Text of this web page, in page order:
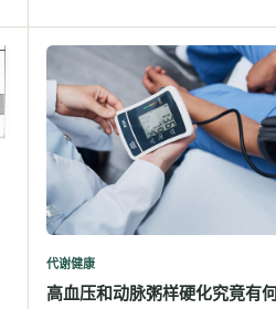
代谢健康
高血压和动脉粥样硬化究竟有